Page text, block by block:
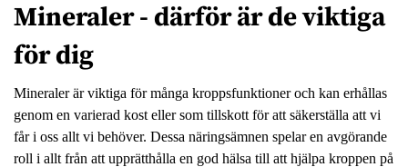
Mineraler - därför är de viktiga
för dig
Mineraler är viktiga för många kroppsfunktioner och kan erhållas
genom en varierad kost eller som tillskott för att säkerställa att vi
får i oss allt vi behöver. Dessa näringsämnen spelar en avgörande
roll i allt från att upprätthålla en god hälsa till att hjälpa kroppen på